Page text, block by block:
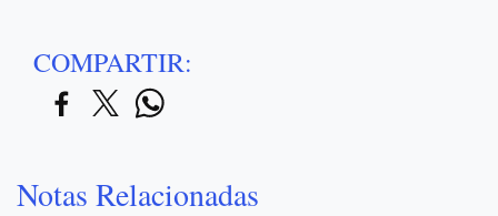
COMPARTIR:
Notas Relacionadas